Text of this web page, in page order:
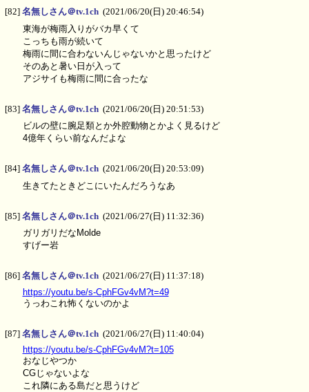
[82] 名無しさん＠tv.1ch (2021/06/20(日) 20:46:54)
東海が梅雨入りがバカ早くて
こっちも雨が続いて
梅雨に間に合わないんじゃないかと思ったけど
そのあと暑い日が入って
アジサイも梅雨に間に合ったな
[83] 名無しさん＠tv.1ch (2021/06/20(日) 20:51:53)
ビルの壁に腕足類とか外腔動物とかよく見るけど
4億年くらい前なんだよな
[84] 名無しさん＠tv.1ch (2021/06/20(日) 20:53:09)
生きてたときどこにいたんだろうなあ
[85] 名無しさん＠tv.1ch (2021/06/27(日) 11:32:36)
ガリガリだなMolde
すげー岩
[86] 名無しさん＠tv.1ch (2021/06/27(日) 11:37:18)
https://youtu.be/s-CphFGv4vM?t=49
うっわこれ怖くないのかよ
[87] 名無しさん＠tv.1ch (2021/06/27(日) 11:40:04)
https://youtu.be/s-CphFGv4vM?t=105
おなじやつか
CGじゃないよな
これ隣にある島だと思うけど